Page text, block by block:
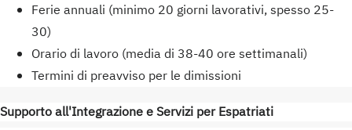
Ferie annuali (minimo 20 giorni lavorativi, spesso 25-
30)
Orario di lavoro (media di 38-40 ore settimanali)
Termini di preavviso per le dimissioni
Supporto all'Integrazione e Servizi per Espatriati